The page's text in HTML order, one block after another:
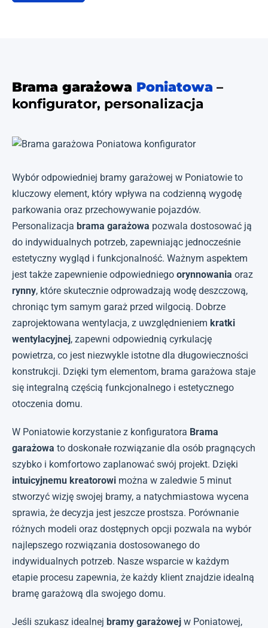
Brama garażowa Poniatowa –
konfigurator, personalizacja
Wybór odpowiedniej bramy garażowej w Poniatowie to
kluczowy element, który wpływa na codzienną wygodę
parkowania oraz przechowywanie pojazdów.
Personalizacja brama garażowa pozwala dostosować ją
do indywidualnych potrzeb, zapewniając jednocześnie
estetyczny wygląd i funkcjonalność. Ważnym aspektem
jest także zapewnienie odpowiedniego orynnowania oraz
rynny, które skutecznie odprowadzają wodę deszczową,
chroniąc tym samym garaż przed wilgocią. Dobrze
zaprojektowana wentylacja, z uwzględnieniem kratki
wentylacyjnej, zapewni odpowiednią cyrkulację
powietrza, co jest niezwykle istotne dla długowieczności
konstrukcji. Dzięki tym elementom, brama garażowa staje
się integralną częścią funkcjonalnego i estetycznego
otoczenia domu.
W Poniatowie korzystanie z konfiguratora Brama
garażowa to doskonałe rozwiązanie dla osób pragnących
szybko i komfortowo zaplanować swój projekt. Dzięki
intuicyjnemu kreatorowi można w zaledwie 5 minut
stworzyć wizję swojej bramy, a natychmiastowa wycena
sprawia, że decyzja jest jeszcze prostsza. Porównanie
różnych modeli oraz dostępnych opcji pozwala na wybór
najlepszego rozwiązania dostosowanego do
indywidualnych potrzeb. Nasze wsparcie w każdym
etapie procesu zapewnia, że każdy klient znajdzie idealną
bramę garażową dla swojego domu.
Jeśli szukasz idealnej bramy garażowej w Poniatowej,